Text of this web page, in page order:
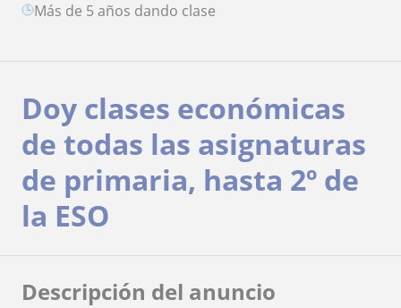
más de 5 años dando clase
Doy clases económicas
de todas las asignaturas
de primaria, hasta 2º de
la ESO
Descripción del anuncio